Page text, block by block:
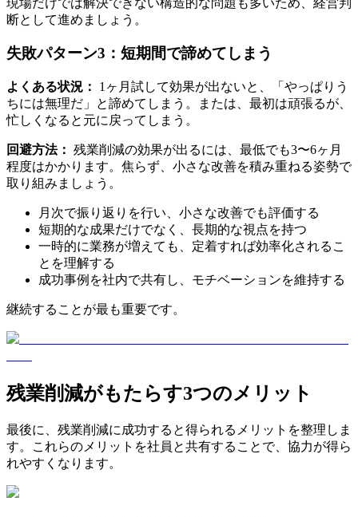
断として進めましょう。
失敗パターン3：短期間で諦めてしまう
よくある状況：
1ヶ月試して効果が出ないと、「やっぱりう
ちには無理だ」と諦めてしまう。または、最初は頑張るが、
忙しくなると元に戻ってしまう。
回避方法： 残業削減の効果が出るには、最低でも3〜6ヶ月
程度はかかります。焦らず、小さな改善を積み重ねる姿勢で
取り組みましょう。
月次で振り返りを行い、小さな改善でも評価する
短期的な成果だけでなく、長期的な視点を持つ
一時的に業務が増えても、定着すれば効率化されるこ
とを理解する
成功事例を社内で共有し、モチベーションを維持する
継続することが最も重要です。
残業削減がもたらす3つのメリット
最後に、残業削減に成功すると得られるメリットを整理しま
す。これらのメリットを社員と共有することで、協力が得ら
れやすくなります。